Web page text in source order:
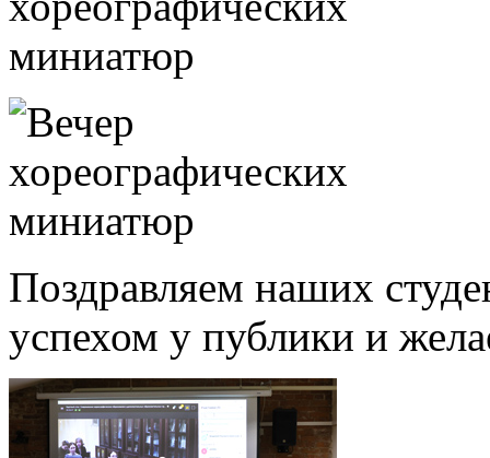
Поздравляем наших
успехом у публики и